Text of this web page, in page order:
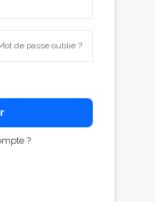
de passe oublié ?
?